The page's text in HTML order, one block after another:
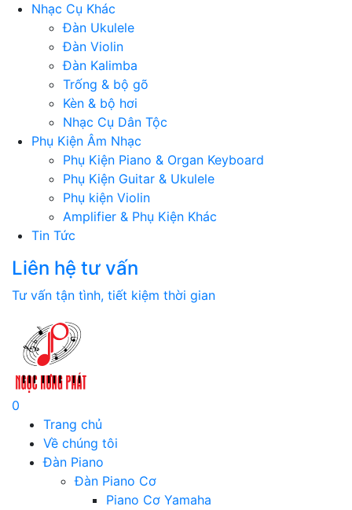
Nhạc Cụ Khác
Đàn Ukulele
Đàn Violin
Đàn Kalimba
Trống & bộ gõ
Kèn & bộ hơi
Nhạc Cụ Dân Tộc
Phụ Kiện Âm Nhạc
Phụ Kiện Piano & Organ Keyboard
Phụ Kiện Guitar & Ukulele
Phụ kiện Violin
Amplifier & Phụ Kiện Khác
Tin Tức
Liên hệ tư vấn
Tư vấn tận tình, tiết kiệm thời gian
0
Trang chủ
Về chúng tôi
Đàn Piano
Đàn Piano Cơ
Piano Cơ Yamaha